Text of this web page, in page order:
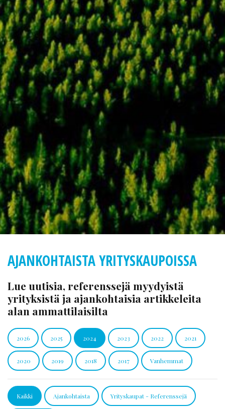
AJANKOHTAISTA YRITYSKAUPOISSA
Lue uutisia, referenssejä myydyistä
yrityksistä ja ajankohtaisia artikkeleita
alan ammattilaisilta
2026 2025 2024 2023 2022 2021
2020 2019 2018 2017 Vanhemmat
Kaikki Ajankohtaista Yrityskaupat - Referenssejä